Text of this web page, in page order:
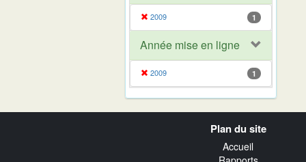
2009 1
Année mise en ligne
2009 1
Plan du site
Accueil